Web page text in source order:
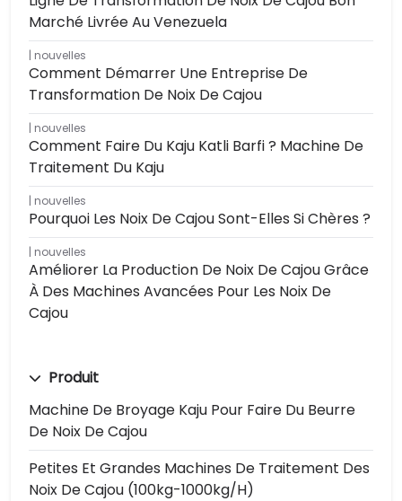
Marché Livrée Au Venezuela
nouvelles
Comment Démarrer Une Entreprise De
Transformation De Noix De Cajou
nouvelles
Comment Faire Du Kaju Katli Barfi ? Machine De
Traitement Du Kaju
nouvelles
Pourquoi Les Noix De Cajou Sont-Elles Si Chères ?
nouvelles
Améliorer La Production De Noix De Cajou Grâce
À Des Machines Avancées Pour Les Noix De
Cajou
Produit
Machine De Broyage Kaju Pour Faire Du Beurre
De Noix De Cajou
Petites Et Grandes Machines De Traitement Des
Noix De Cajou (100kg-1000kg/h)